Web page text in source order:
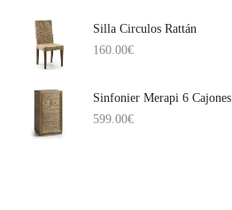
Silla Circulos Rattán
160.00€
Sinfonier Merapi 6 Cajones
599.00€